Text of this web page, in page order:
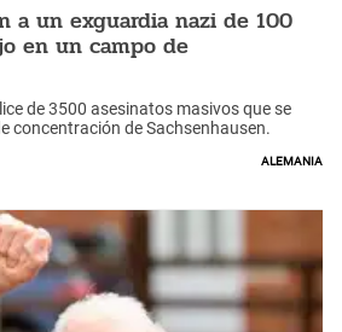
a un exguardia nazi de 100
en un campo de
de 3500 asesinatos masivos que se
concentración de Sachsenhausen.
Alemania